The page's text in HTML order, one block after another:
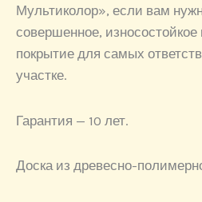
Мультиколор», если вам
совершенное, износостойкое
покрытие для самых
участке.
Гарантия — 10 лет.
Доска из древесно-